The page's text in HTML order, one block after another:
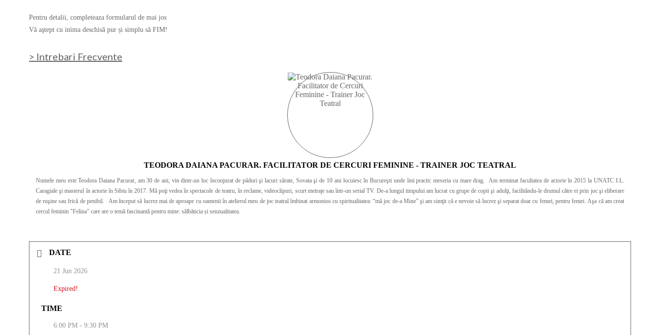
Pentru detalii, completeaza formularul de mai jos
Vă aştept cu inima deschisă pur și simplu să FIM!
> Intrebari Frecvente
TEODORA DAIANA PACURAR. FACILITATOR DE CERCURI FEMININE - TRAINER JOC TEATRAL
Numele meu este Teodora Daiana Pacurar, am 30 de ani, vin dintr-un loc înconjurat de păduri şi lacuri sărate, Sovata şi de 10 ani locuiesc în Bucureşti unde îmi practic meseria cu mare drag. Am terminat facultatea de actorie în 2015 la UNATC I.L.
Caragiale şi masterul în actorie în Sibiu în 2017. Mă poţi vedea în spectacole de teatru, în reclame, videoclipuri, scurt metraje sau într-un serial TV. De-a lungul timpului am lucrat cu grupe de copii şi adulţi, facilitându-le drumul către ei prin joc şi eliberare
de ruşine sau frică de penibil. Am început să lucrez mai de aproape cu oamenii în atelierul meu de joc teatral îmbinat armonios cu spiritualitatea: “mă joc de-a Mine” şi am simţit că e nevoie să lucrez şi separat doar cu femei, pentru femei. Aşa că am creat
cercul feminin "Felina" care are o temă fascinantă pentru mine: sălbăticia și senzualitatea.
DATE
21 Jun 2026
Expired!
TIME
6:00 PM - 9:30 PM